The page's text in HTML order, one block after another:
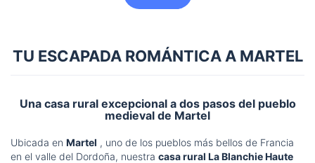
TU ESCAPADA ROMÁNTICA A MARTEL
Una casa rural excepcional a dos pasos del pueblo
medieval de Martel
Ubicada en Martel , uno de los pueblos más bellos de Francia
en el valle del Dordoña, nuestra casa rural La Blanchie Haute